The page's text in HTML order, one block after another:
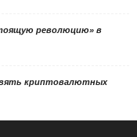
революцию» в
криптовалютных